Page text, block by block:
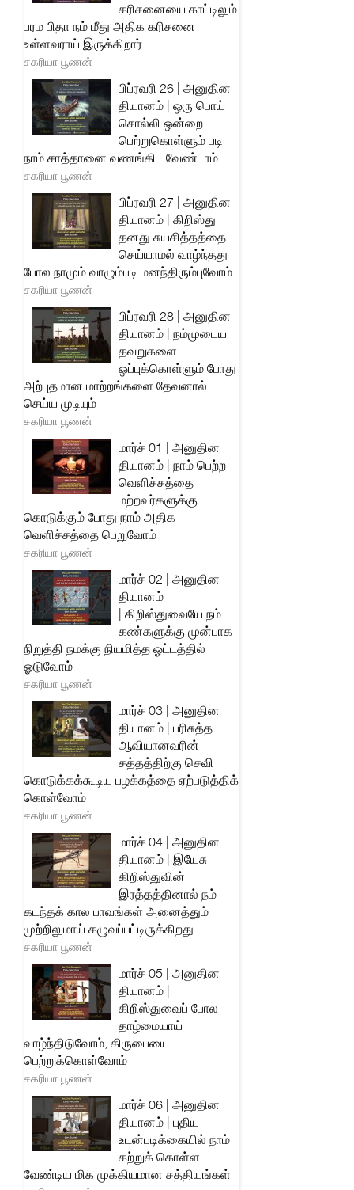
கரிசனையை காட்டிலும்
பரம பிதா நம் மீது அதிக கரிசனை
உள்ளவராய் இருக்கிறார்
சகரியா பூணன்
பிப்ரவரி 26 | அனுதின
தியானம் | ஒரு பொய்
சொல்லி ஒன்றை
பெற்றுகொள்ளும் படி
நாம் சாத்தானை வணங்கிட வேண்டாம்
சகரியா பூணன்
பிப்ரவரி 27 | அனுதின
தியானம் | கிறிஸ்து
தனது சுயசித்தத்தை
செய்யாமல் வாழ்ந்தது
போல நாமும் வாழும்படி மனந்திரும்புவோம்
சகரியா பூணன்
பிப்ரவரி 28 | அனுதின
தியானம் | நம்முடைய
தவறுகளை
ஒப்புக்கொள்ளும் போது
அற்புதமான மாற்றங்களை தேவனால்
செய்ய முடியும்
சகரியா பூணன்
மார்ச் 01 | அனுதின
தியானம் | நாம் பெற்ற
வெளிச்சத்தை
மற்றவர்களுக்கு
கொடுக்கும் போது நாம் அதிக
வெளிச்சத்தை பெறுவோம்
சகரியா பூணன்
மார்ச் 02 | அனுதின
தியானம்
| கிறிஸ்துவையே நம்
கண்களுக்கு முன்பாக
நிறுத்தி நமக்கு நியமித்த ஓட்டத்தில்
ஓடுவோம்
சகரியா பூணன்
மார்ச் 03 | அனுதின
தியானம் | பரிசுத்த
ஆவியானவரின்
சத்தத்திற்கு செவி
கொடுக்கக்கூடிய பழக்கத்தை ஏற்படுத்திக்
கொள்வோம்
சகரியா பூணன்
மார்ச் 04 | அனுதின
தியானம் | இயேசு
கிறிஸ்துவின்
இரத்தத்தினால் நம்
கடந்தக் கால பாவங்கள் அனைத்தும்
முற்றிலுமாய் கழுவப்பட்டிருக்கிறது
சகரியா பூணன்
மார்ச் 05 | அனுதின
தியானம் |
கிறிஸ்துவைப் போல
தாழ்மையாய்
வாழ்ந்திடுவோம், கிருபையை
பெற்றுக்கொள்வோம்
சகரியா பூணன்
மார்ச் 06 | அனுதின
தியானம் | புதிய
உடன்படிக்கையில் நாம்
கற்றுக் கொள்ள
வேண்டிய மிக முக்கியமான சத்தியங்கள்